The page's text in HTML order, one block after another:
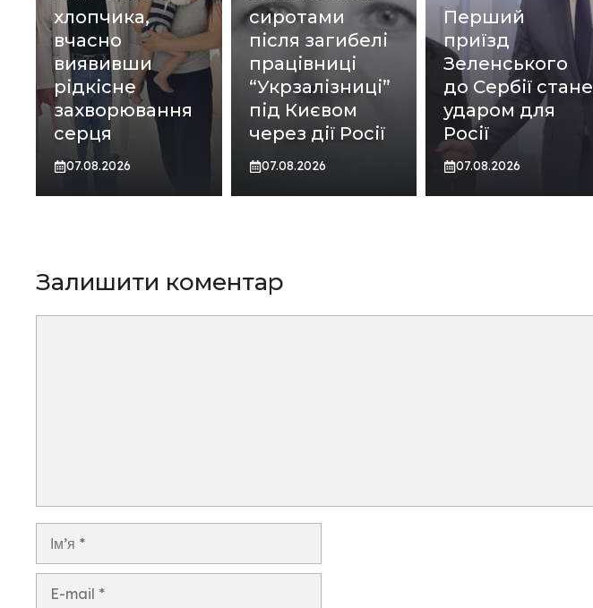
хлопчика,
вчасно
виявивши
рідкісне
захворювання
серця
07.08.2026
сиротами
після загибелі
працівниці
“Укрзалізниці”
під Києвом
через дії Росії
07.08.2026
Перший
приїзд
Зеленського
до Сербії стане
ударом для
Росії
07.08.2026
Залишити коментар
Ім’я